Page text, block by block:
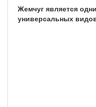
Жемчуг является
универсальных